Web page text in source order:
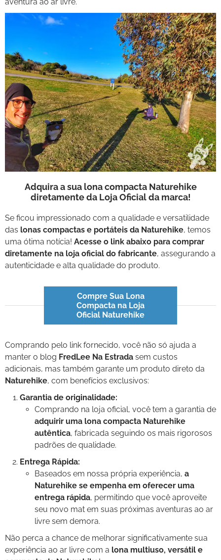
Adquira a sua lona compacta Naturehike
diretamente da Loja Oficial da marca!
Se ficou impressionado com a qualidade e versatilidade
das lonas compactas e portáteis da Naturehike, temos
uma ótima notícia! Acesse o link abaixo para comprar
diretamente na loja oficial do fabricante, assegurando a
autenticidade e alta qualidade do produto.
Compre Sua Lona
Compacta na Loja
Oficial Naturehike
Comprando pelo link fornecido, você não só ajuda a
manter o blog FredLee Na Estrada sem custos
adicionais, mas também garante um produto direto da
Naturehike, com benefícios exclusivos:
Garantia de originalidade:
Comprando na loja oficial, você tem a garantia de
adquirir uma lona compacta Naturehike
autêntica, fabricada seguindo os mais rigorosos
padrões de qualidade.
Entrega Rápida:
Baseados em nossa própria experiência, a
Naturehike se empenha em oferecer uma
entrega rápida, permitindo que você aproveite
seu novo mat em suas próximas aventuras ao ar
livre sem demora.
Não perca a chance de melhorar significativamente sua
experiência ao ar livre com a lona multiuso, versátil e